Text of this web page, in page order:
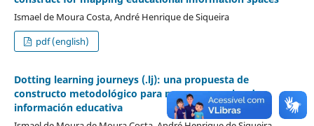
Ismael de Moura Costa, André Henrique de Siqueira
pdf (english)
Dotting learning journeys (.lj): una propuesta de
constructo metodológico para mapear espacios de
información educativa